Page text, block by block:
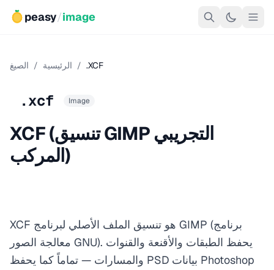
peasy/image
الرئيسية / الصيغ / .XCF
.xcf Image
XCF (تنسيق GIMP التجريبي
المركب)
XCF هو تنسيق الملف الأصلي لبرنامج GIMP (برنامج
معالجة الصور GNU). يحفظ الطبقات والأقنعة والقنوات
والمسارات — تماماً كما يحفظ PSD بيانات Photoshop